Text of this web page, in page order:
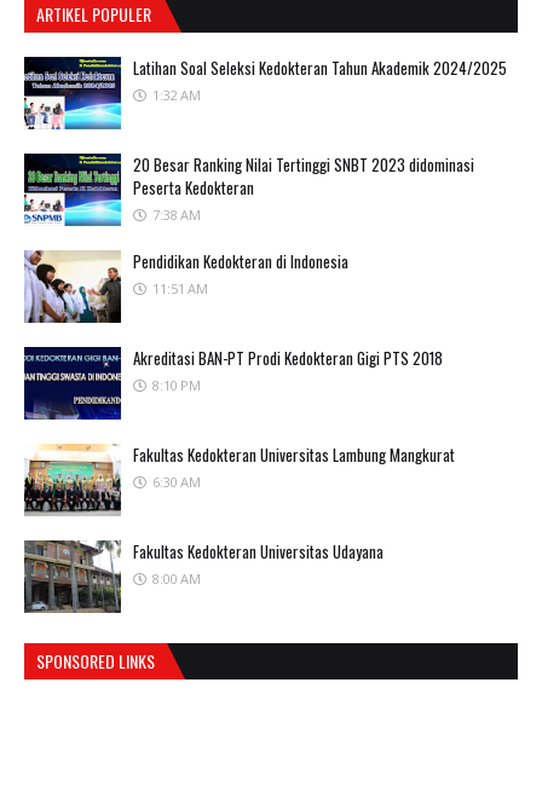
ARTIKEL POPULER
Latihan Soal Seleksi Kedokteran Tahun Akademik 2024/2025
1:32 AM
20 Besar Ranking Nilai Tertinggi SNBT 2023 didominasi
Peserta Kedokteran
7:38 AM
Pendidikan Kedokteran di Indonesia
11:51 AM
Akreditasi BAN-PT Prodi Kedokteran Gigi PTS 2018
8:10 PM
Fakultas Kedokteran Universitas Lambung Mangkurat
6:30 AM
Fakultas Kedokteran Universitas Udayana
8:00 AM
SPONSORED LINKS